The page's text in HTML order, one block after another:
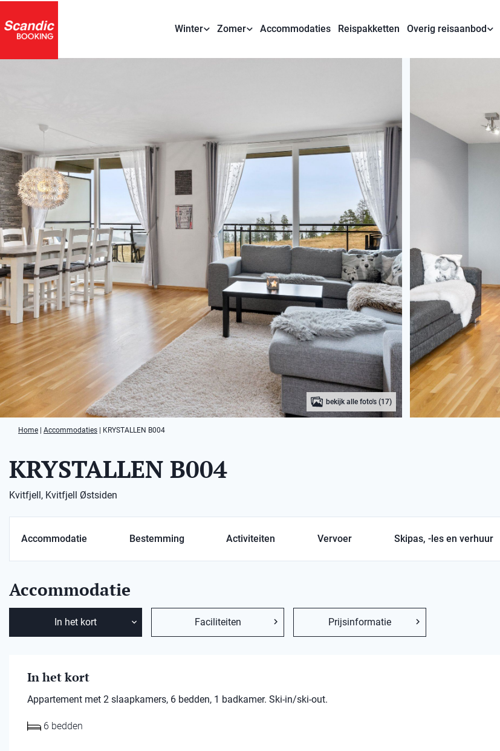
Winter Zomer Accommodaties Reispakketten Overig reisaanbod
bekijk alle foto's (17)
Home Accommodaties KRYSTALLEN B004
KRYSTALLEN B004
Kvitfjell, Kvitfjell Østsiden
Accommodatie Bestemming Activiteiten Vervoer Skipas, -les en verhuur
Accommodatie
In het kort Faciliteiten Prijsinformatie
In het kort
Appartement met 2 slaapkamers, 6 bedden, 1 badkamer. Ski-in/ski-out.
6 bedden